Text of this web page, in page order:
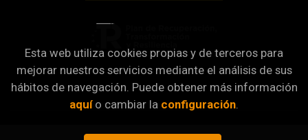
Esta web utiliza cookies propias y de terceros para
mejorar nuestros servicios mediante el análisis de sus
hábitos de navegación. Puede obtener más información
aquío cambiar la configuración.